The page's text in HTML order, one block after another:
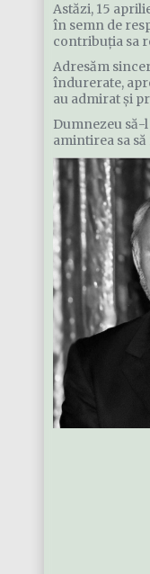
Astăzi, 15
în semn de
contribuția sa
Adresăm
îndurerate,
au admirat și
Dumnezeu să-
amintirea sa